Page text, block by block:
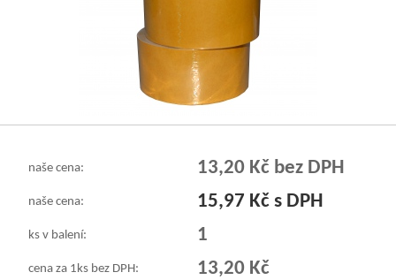
naše cena: 13,20 Kč bez DPH
naše cena: 15,97 Kč s DPH
ks v balení: 1
cena za 1ks bez DPH: 13,20 Kč